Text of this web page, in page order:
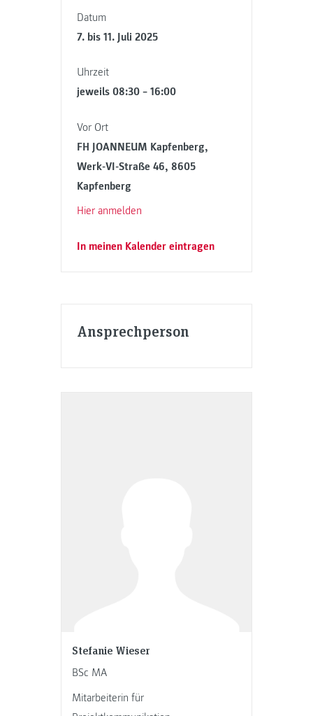
Datum
7. bis 11. Juli 2025
Uhrzeit
jeweils 08:30 – 16:00
Vor Ort
FH JOANNEUM Kapfenberg,
Werk-VI-Straße 46, 8605
Kapfenberg
Hier anmelden
In meinen Kalender eintragen
Ansprechperson
Stefanie Wieser
BSc MA
Mitarbeiterin für